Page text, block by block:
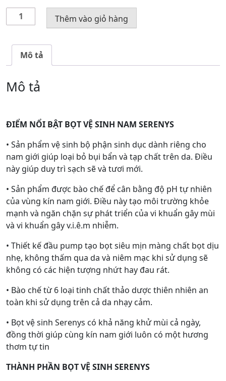
vệ
nam
Serenys
lượng
Thêm vào giỏ hàng
Mô tả
Mô tả
ĐIỂM NỔI BẬT BỌT VỆ SINH NAM SERENYS
• Sản phẩm vệ sinh bộ phận sinh dục dành riêng cho
nam giới giúp loại bỏ bụi bẩn và tạp chất trên da. Điều
này giúp duy trì sạch sẽ và tươi mới.
• Sản phẩm được bào chế để cân bằng độ pH tự nhiên
của vùng kín nam giới. Điều này tạo môi trường khỏe
mạnh và ngăn chặn sự phát triển của vi khuẩn gây mùi
và vi khuẩn gây v.i.ê.m nhiễm.
• Thiết kế đầu pump tạo bọt siêu mịn màng chất bọt dịu
nhẹ, không thấm qua da và niêm mạc khi sử dụng sẽ
không có các hiện tượng nhứt hay đau rát.
• Bào chế từ 6 loại tinh chất thảo dược thiên nhiên an
toàn khi sử dụng trên cả da nhạy cảm.
• Bọt vệ sinh Serenys có khả năng khử mùi cả ngày,
đồng thời giúp cùng kín nam giới luôn có một hương
thơm tự tin
THÀNH PHẦN BỌT VỆ SINH SERENYS